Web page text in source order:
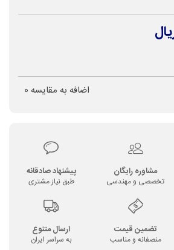
اضافه به مقایسه 0
مشاوره رایگان
تخصصی و مهندسی
پیشنهاد صادقانه
طبق نیاز مشتری
تضمین قیمت
منصفانه و مناسب
ارسال متنوع
به سراسر ایران